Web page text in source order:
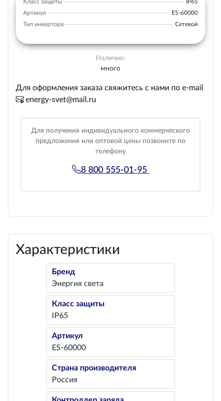
Класс защиты
IP65
Артикул
ES-60000
Тип инвертора
Сетевой
Наличие:
много
Для оформления заказа свяжитесь с нами по e-mail
energy-svet@mail.ru
Для получения индивидуального коммерческого
предложения или оптовой цены позвоните по
телефону
8 800 555-01-95
Характеристики
Бренд
Энергия света
Класс защиты
IP65
Артикул
ES-60000
Страна производителя
Россия